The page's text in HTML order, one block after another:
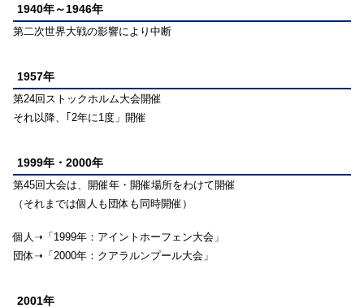
1940年～1946年
第二次世界大戦の影響により中断
1957年
第24回ストックホルム大会開催
それ以降、｢2年に1度」開催
1999年・2000年
第45回大会は、開催年・開催場所をわけて開催
（それまでは個人も団体も同時開催）
個人➝「1999年：アイントホーフェン大会」
団体➝「2000年：クアラルンプール大会」
2001年